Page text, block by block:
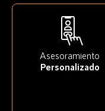
Asesoramiento
Personalizado